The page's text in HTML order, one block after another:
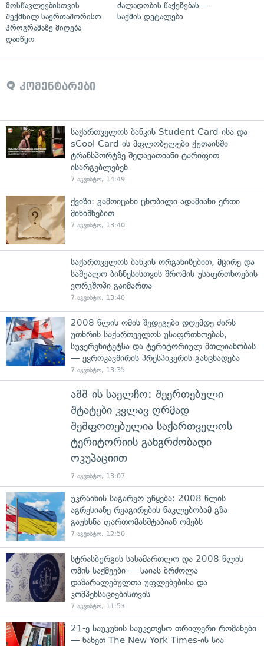
მოსწავლეებისთვის
შექმნილ საერთაშორისო
პროგრამაზე მიღება
დაიწყო
ძალადობის წაქეზებას —
საქმის დეტალები
კომენტარები
საქართველოს ბანკის Student Card-ისა და
sCool Card-ის მფლობელები ქუთაისში
ტრანსპორტზე შეღავათიანი ტარიფით
ისარგებლებენ
7 აგვისტო, 14:49
ქვიზი: გამოიცანი ცნობილი ადამიანი ერთი
მინიშნებით
7 აგვისტო, 13:40
საქართველოს ბანკის ორგანიზებით, მცირე და
საშუალო ბიზნესისთვის შრომის უსაფრთხოების
ვორკშოპი გაიმართა
7 აგვისტო, 13:40
2008 წლის ომის შედეგები დღემდე ძირს
უთხრის საქართველოს უსაფრთხოებას,
სუვერენიტეტსა და ტერიტორიულ მთლიანობას
— ევროკავშირის პრესპიკერის განცხადება
7 აგვისტო, 13:35
აშშ-ის საელჩო: შეერთებული
შტატები კვლავ ღრმად
შეშფოთებულია საქართველოს
ტერიტორიის განგრძობადი
ოკუპაციით
7 აგვისტო, 13:07
უკრაინის საგარეო უწყება: 2008 წლის
აგრესიაზე რეაგირების ნაკლებობამ გზა
გაუხსნა ფართომასშტაბიან ომებს
7 აგვისტო, 12:50
სტრასბურგის სასამართლო და 2008 წლის
ომის საქმეები — საიას ბრძოლა
დაზარალებულთა უფლებებისა და
კომპენსაციებისთვის
7 აგვისტო, 11:53
21-ე საუკუნის საუკეთესო თრილერი რომანები
— ნახეთ The New York Times-ის სია